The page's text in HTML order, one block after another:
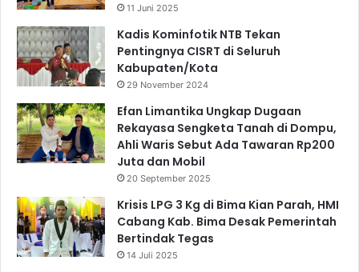
11 Juni 2025
Kadis Kominfotik NTB Tekan
Pentingnya CISRT di Seluruh
Kabupaten/Kota
29 November 2024
Efan Limantika Ungkap Dugaan
Rekayasa Sengketa Tanah di Dompu,
Ahli Waris Sebut Ada Tawaran Rp200
Juta dan Mobil
20 September 2025
Krisis LPG 3 Kg di Bima Kian Parah, HMI
Cabang Kab. Bima Desak Pemerintah
Bertindak Tegas
14 Juli 2025